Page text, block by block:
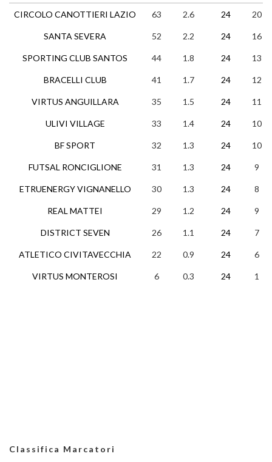
CIRCOLO CANOTTIERI LAZIO
SANTA SEVERA
SPORTING CLUB SANTOS
BRACELLI CLUB
VIRTUS ANGUILLARA
ULIVI VILLAGE
BF SPORT
FUTSAL RONCIGLIONE
ETRUENERGY VIGNANELLO
REAL MATTEI
DISTRICT SEVEN
ATLETICO CIVITAVECCHIA
VIRTUS MONTEROSI
63 2.6 24 20
52 2.2 24 16
44 1.8 24 13
41 1.7 24 12
35 1.5 24 11
33 1.4 24 10
32 1.3 24 10
31 1.3 24 9
30 1.3 24 8
29 1.2 24 9
26 1.1 24 7
22 0.9 24 6
6 0.3 24 1
Classifica Marcatori